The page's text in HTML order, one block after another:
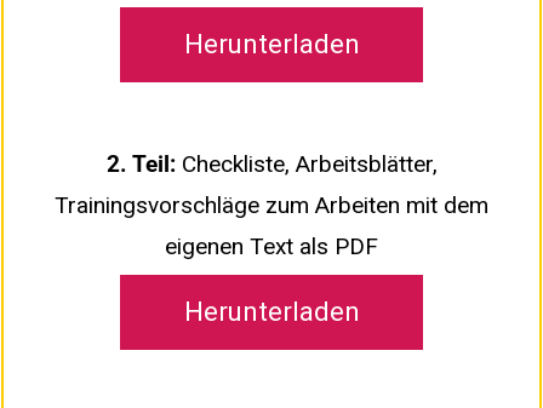
Herunterladen
2. Teil:Checkliste, Arbeitsblätter,
Trainingsvorschläge zum Arbeiten mit dem
eigenen Text als PDF
Herunterladen